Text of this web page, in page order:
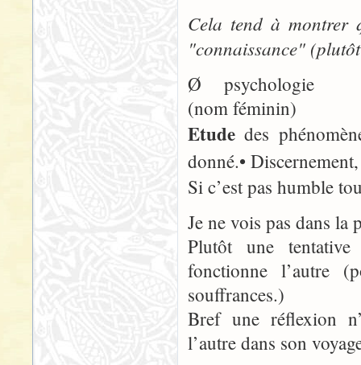
Cela tend à montrer
"connaissance"
Ø psychologie
(nom féminin)
Etude des
donné.•
Si c’est pas humble
Je ne vois pas dans
Plutôt une tentative
fonctionne l’autre
souffrances.)
Bref une réflexion
l’autre dans son